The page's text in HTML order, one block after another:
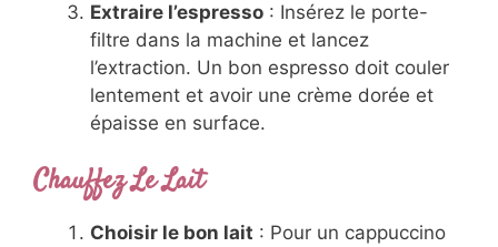
Extraire l’espresso : Insérez le porte-
filtre dans la machine et lancez
l’extraction. Un bon espresso doit couler
lentement et avoir une crème dorée et
épaisse en surface.
Chauffez Le Lait
Choisir le bon lait : Pour un cappuccino